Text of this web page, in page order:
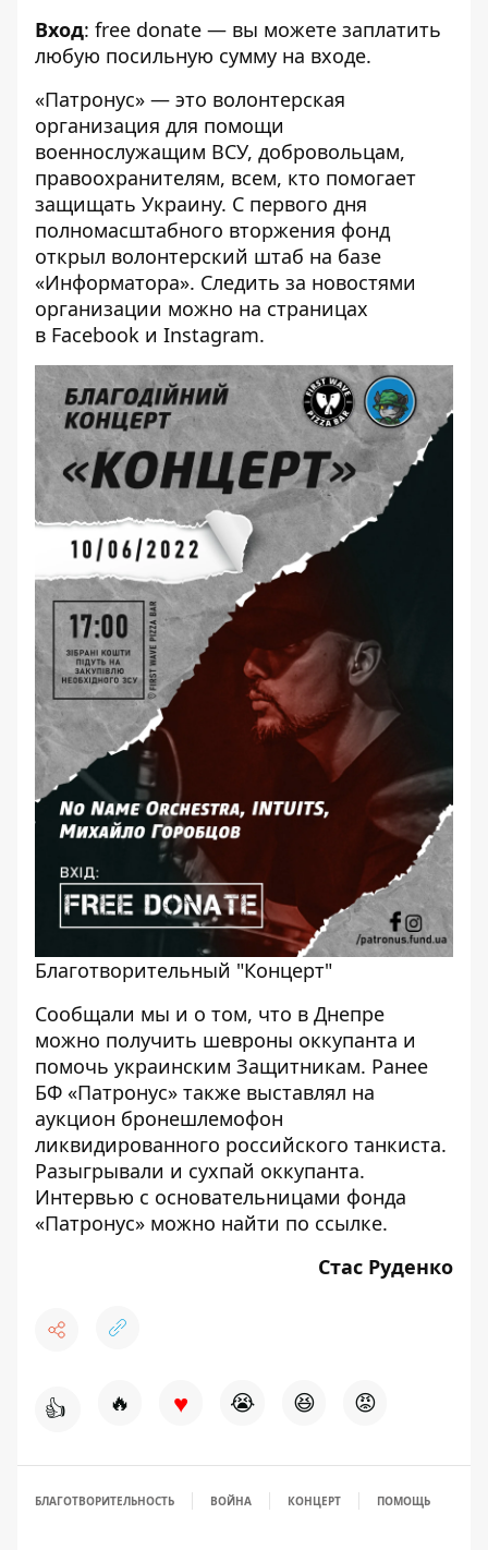
Вход: free donate — вы можете заплатить
любую посильную сумму на входе.
«Патронус» — это волонтерская
организация для помощи
военнослужащим ВСУ, добровольцам,
правоохранителям, всем, кто помогает
защищать Украину. С первого дня
полномасштабного вторжения фонд
открыл волонтерский штаб на базе
«Информатора». Следить за новостями
организации можно на страницах
в Facebook и Instagram.
Благотворительный "Концерт"
Сообщали мы и о том, что в Днепре
можно получить шевроны оккупанта и
помочь украинским Защитникам. Ранее
БФ «Патронус» также выставлял на
аукцион бронешлемофон
ликвидированного российского танкиста.
Разыгрывали и сухпай оккупанта.
Интервью с основательницами фонда
«Патронус» можно найти по ссылке.
Стас Руденко
👍 🔥 ♥ 😭 😆 😡
БЛАГОТВОРИТЕЛЬНОСТЬ ВОЙНА КОНЦЕРТ ПОМОЩЬ